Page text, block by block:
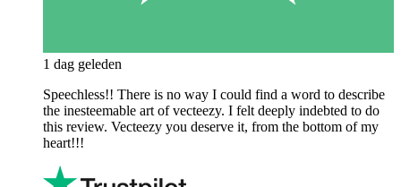
1 dag geleden
Speechless!! There is no way I could find a word to describe
the inesteemable art of vecteezy. I felt deeply indebted to do
this review. Vecteezy you deserve it, from the bottom of my
heart!!!